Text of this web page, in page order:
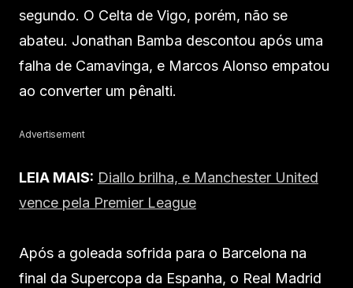
segundo. O Celta de Vigo, porém, não se
abateu. Jonathan Bamba descontou após uma
falha de Camavinga, e Marcos Alonso empatou
ao converter um pênalti.
Advertisement
LEIA MAIS: Diallo brilha, e Manchester United
vence pela Premier League
Após a goleada sofrida para o Barcelona na
final da Supercopa da Espanha, o Real Madrid